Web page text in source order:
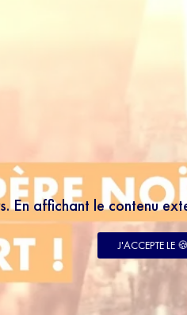
En affichant le contenu
J'ACCEPTE LE